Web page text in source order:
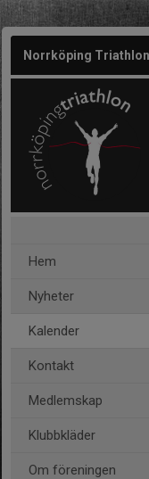
Norrköping Triathlon
Hem
Nyheter
Kalender
Kontakt
Medlemskap
Klubbkläder
Om föreningen